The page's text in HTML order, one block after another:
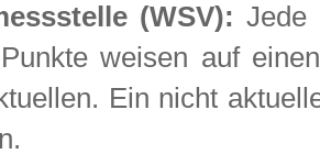
(WSV): Jede
weisen auf
Ein nicht